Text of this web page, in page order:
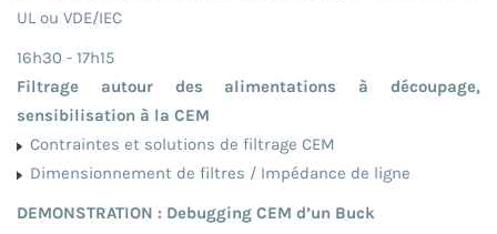
UL ou VDE/IEC
16h30 - 17h15
Filtrage autour des alimentations à découpage,
sensibilisation à la CEM
Contraintes et solutions de filtrage CEM
Dimensionnement de filtres / Impédance de ligne
DEMONSTRATION : Debugging CEM d’un Buck